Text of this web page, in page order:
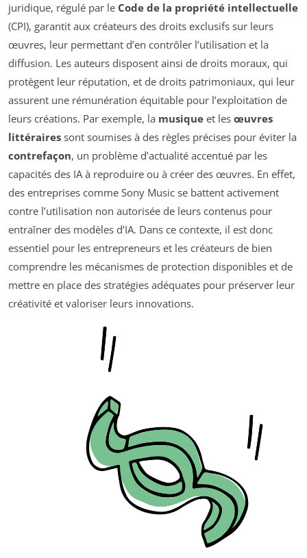
juridique, régulé par le Code de la propriété intellectuelle
(CPI), garantit aux créateurs des droits exclusifs sur leurs
œuvres, leur permettant d’en contrôler l’utilisation et la
diffusion. Les auteurs disposent ainsi de droits moraux, qui
protègent leur réputation, et de droits patrimoniaux, qui leur
assurent une rémunération équitable pour l’exploitation de
leurs créations. Par exemple, la musique et les œuvres
littéraires sont soumises à des règles précises pour éviter la
contrefaçon, un problème d’actualité accentué par les
capacités des IA à reproduire ou à créer des œuvres. En effet,
des entreprises comme Sony Music se battent activement
contre l’utilisation non autorisée de leurs contenus pour
entraîner des modèles d’IA. Dans ce contexte, il est donc
essentiel pour les entrepreneurs et les créateurs de bien
comprendre les mécanismes de protection disponibles et de
mettre en place des stratégies adéquates pour préserver leur
créativité et valoriser leurs innovations.